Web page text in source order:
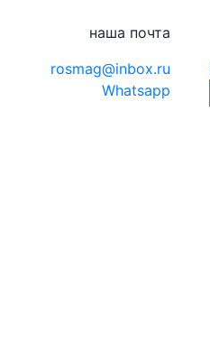
наша почта
rosmag@inbox.ru
Whatsapp